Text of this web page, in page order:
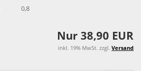
0,8
Nur 38,90 EUR
inkl. 19% MwSt. zzgl. Versand